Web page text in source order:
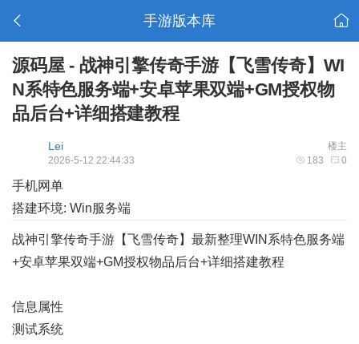
手游版本库
源码屋 - 战神引擎传奇手游【飞雪传奇】WI
N系特色服务端+安卓苹果双端+GM授权物
品后台+详细搭建教程
楼主
Lei
183 0
2026-5-12 22:44:33
手机网单
搭建环境: Win服务端
战神引擎传奇手游【飞雪传奇】最新整理WIN系特色服务端
+安卓苹果双端+GM授权物品后台+详细搭建教程
信息属性
测试系统